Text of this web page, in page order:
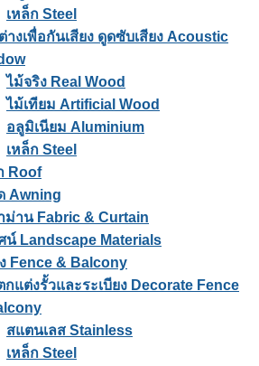
เหล็ก Steel
างเพื่อกันเสียง ดูดซับเสียง Acoustic
ไม้จริง Real Wood
ไม้เทียม Artificial Wood
อลูมิเนียม Aluminium
เหล็ก Steel
Roof
Awning
ม่าน Fabric & Curtain
Landscape Materials
ง Fence & Balcony
กแต่งรั้วและระเบียง Decorate Fence
สแตนเลส Stainless
เหล็ก Steel